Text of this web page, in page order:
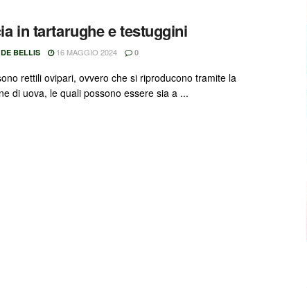
in tartarughe e testuggini
BELLIS 16 MAGGIO 2024 0
rettili ovipari, ovvero che si riproducono tramite la
di uova, le quali possono essere sia a ...